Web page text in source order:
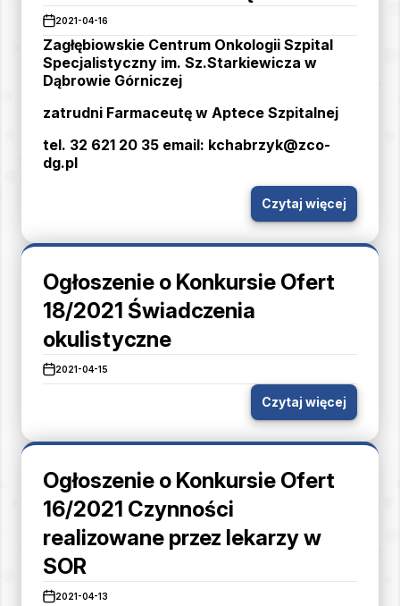
2021-04-16
Zagłębiowskie Centrum Onkologii Szpital
Specjalistyczny im. Sz.Starkiewicza w
Dąbrowie Górniczej
zatrudni Farmaceutę w Aptece Szpitalnej
tel. 32 621 20 35 email: kchabrzyk@zco-
dg.pl
Czytaj więcej
Ogłoszenie o Konkursie Ofert
18/2021 Świadczenia
okulistyczne
2021-04-15
Czytaj więcej
Ogłoszenie o Konkursie Ofert
16/2021 Czynności
realizowane przez lekarzy w
SOR
2021-04-13